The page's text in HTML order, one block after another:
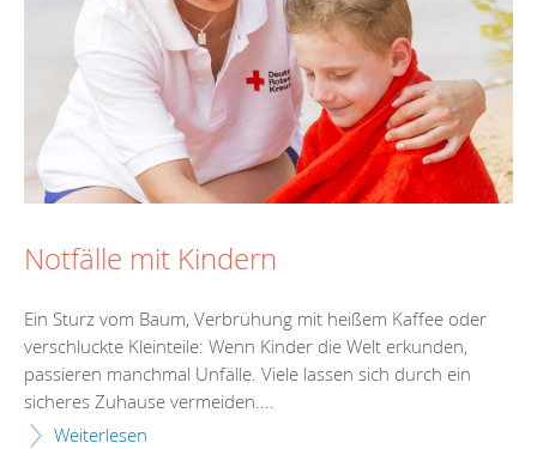
Notfälle mit Kindern
Ein Sturz vom Baum, Verbrühung mit heißem Kaffee oder
verschluckte Kleinteile: Wenn Kinder die Welt erkunden,
passieren manchmal Unfälle. Viele lassen sich durch ein
sicheres Zuhause vermeiden....
Weiterlesen